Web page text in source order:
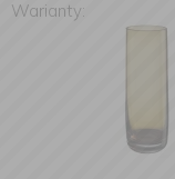
Warianty: